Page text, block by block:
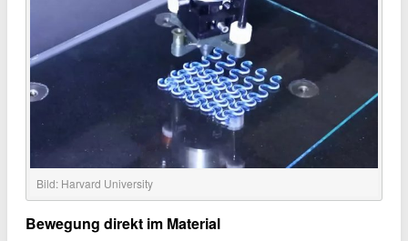
Bild: Harvard University
Bewegung direkt im Material